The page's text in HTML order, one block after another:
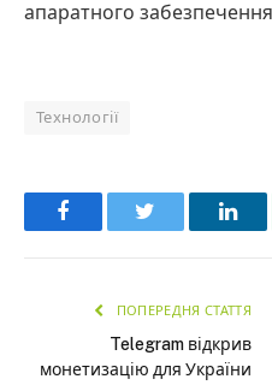
апаратного
Технології
Facebook
ПОПЕРЕДНЯ СТАТТЯ
Telegram відкрив
монетизацію для України